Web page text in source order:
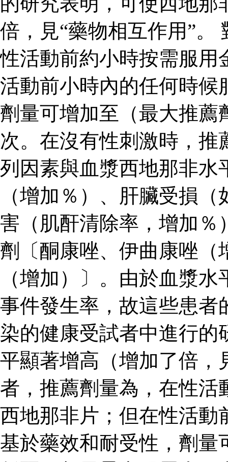
倍，見“藥物相互作用”。
性活動前約小時按需服用
活動前小時內的任何時候
劑量可增加至（最大推薦
次。在沒有性刺激時，
列因素與血漿西地那非水
（增加％）、肝臟受損
害（肌酐清除率，增加％
劑〔酮康唑、伊曲康唑（
（增加）〕。由於血漿
事件發生率，故這些患者
染的健康受試者中進行的
平顯著增高（增加了倍，
者，推薦劑量為，在性活
西地那非片；但在性活動
基於藥效和耐受性，劑量